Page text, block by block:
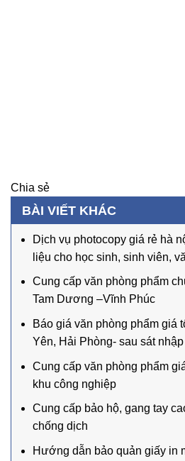
Chia sẻ
BÀI VIẾT KHÁC
Dịch vụ photocopy giá rẻ hà
liệu cho học sinh, sinh viên,
Cung cấp văn phòng phẩm
Tam Dương –Vĩnh Phúc
Báo giá văn phòng phẩm giá
Yên, Hải Phòng- sau sát nhập
Cung cấp văn phòng phẩm
khu công nghiệp
Cung cấp bảo hộ, gang tay
chống dịch
Hướng dẫn bảo quản giấy in